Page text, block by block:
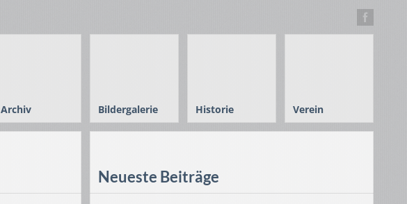
Archiv Bildergalerie Historie Verein
Neueste Beiträge